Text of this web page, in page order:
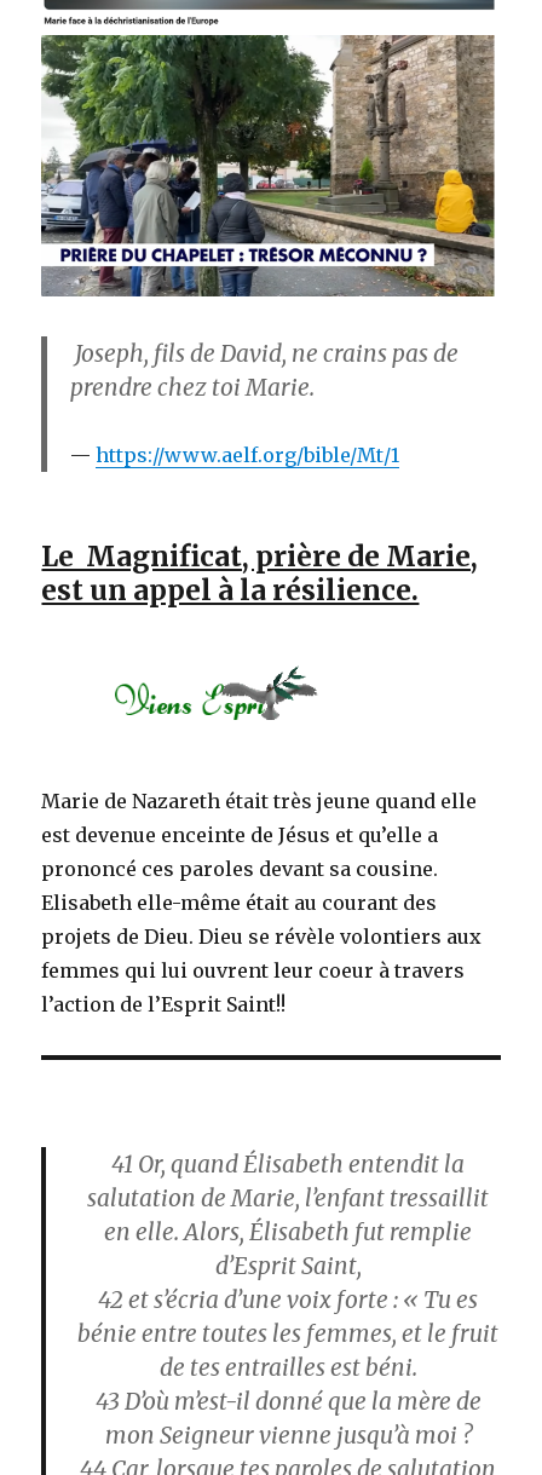
Joseph, fils de David, ne crains pas de
prendre chez toi Marie.
https://www.aelf.org/bible/Mt/1
Le Magnificat, prière de Marie,
est un appel à la résilience.
Marie de Nazareth était très jeune quand elle
est devenue enceinte de Jésus et qu’elle a
prononcé ces paroles devant sa cousine.
Elisabeth elle-même était au courant des
projets de Dieu. Dieu se révèle volontiers aux
femmes qui lui ouvrent leur coeur à travers
l’action de l’Esprit Saint!!
41 Or, quand Élisabeth entendit la
salutation de Marie, l’enfant tressaillit
en elle. Alors, Élisabeth fut remplie
d’Esprit Saint,
42 et s’écria d’une voix forte : « Tu es
bénie entre toutes les femmes, et le fruit
de tes entrailles est béni.
43 D’où m’est-il donné que la mère de
mon Seigneur vienne jusqu’à moi ?
44 Car, lorsque tes paroles de salutation